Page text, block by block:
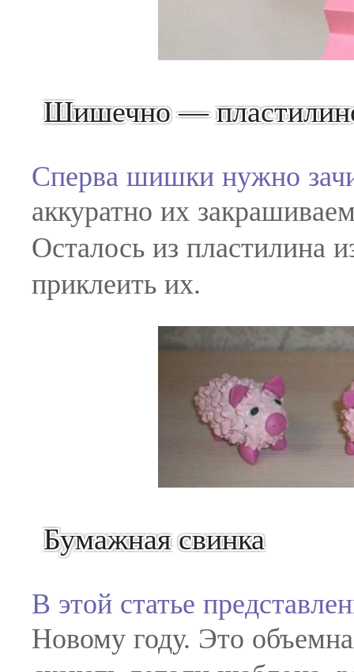
Шишечно —
Сперва шишки нужно
аккуратно их
Осталось из пластилина
приклеить их.
Бумажная свинка
В этой статье
Новому году. Это